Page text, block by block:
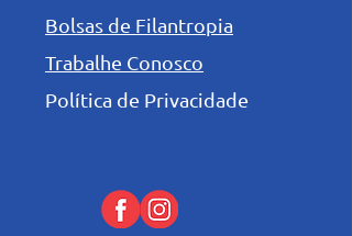
Bolsas de Filantropia
Trabalhe Conosco
Política de Privacidade